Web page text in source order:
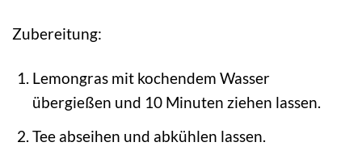
Zubereitung:
Lemongras mit kochendem Wasser
übergießen und 10 Minuten ziehen lassen.
Tee abseihen und abkühlen lassen.